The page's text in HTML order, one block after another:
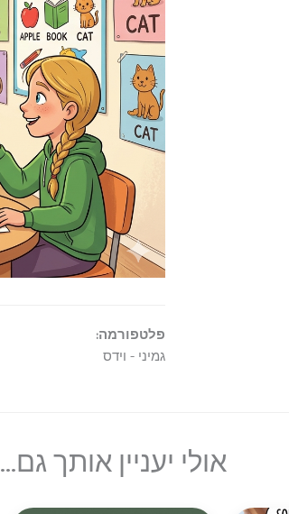
פלטפורמה:
גמיני - וידס
אולי יעניין אותך גם...